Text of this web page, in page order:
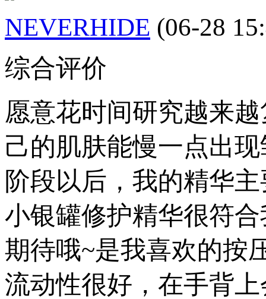
NEVERHIDE (06-28
综合评价
愿意花时间研究越来
己的肌肤能慢一点出
阶段以后，我的精华
小银罐修护精华很符
期待哦~是我喜欢的按
流动性很好，在手背